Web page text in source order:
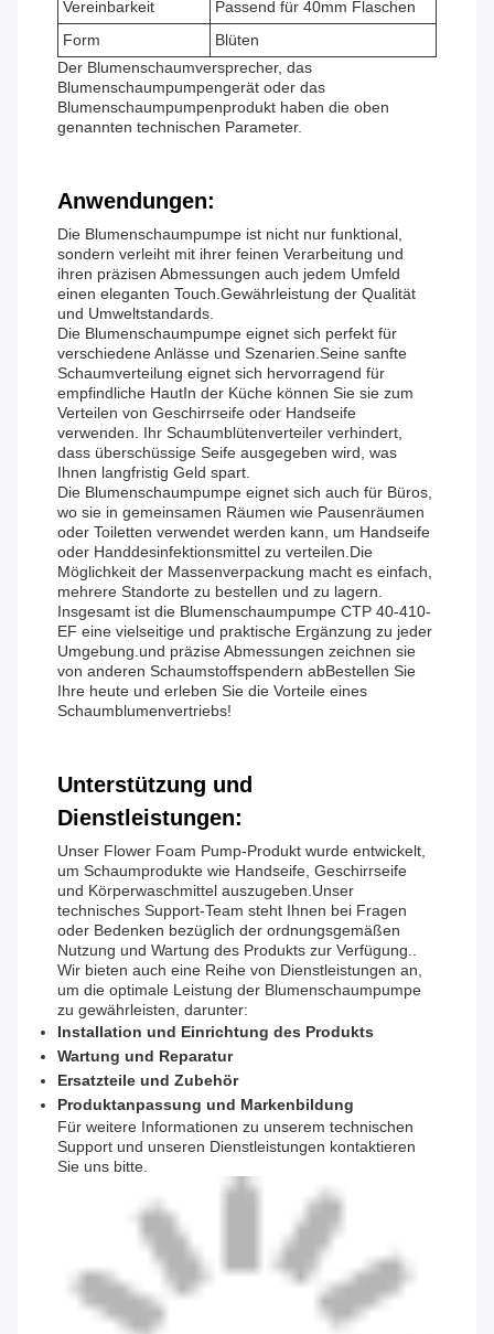
Vereinbarkeit
Passend für 40mm Flaschen
Form
Blüten
Der Blumenschaumversprecher, das
Blumenschaumpumpengerät oder das
Blumenschaumpumpenprodukt haben die oben
genannten technischen Parameter.
Anwendungen:
Die Blumenschaumpumpe ist nicht nur funktional,
sondern verleiht mit ihrer feinen Verarbeitung und
ihren präzisen Abmessungen auch jedem Umfeld
einen eleganten Touch.Gewährleistung der Qualität
und Umweltstandards.
Die Blumenschaumpumpe eignet sich perfekt für
verschiedene Anlässe und Szenarien.Seine sanfte
Schaumverteilung eignet sich hervorragend für
empfindliche HautIn der Küche können Sie sie zum
Verteilen von Geschirrseife oder Handseife
verwenden. Ihr Schaumblütenverteiler verhindert,
dass überschüssige Seife ausgegeben wird, was
Ihnen langfristig Geld spart.
Die Blumenschaumpumpe eignet sich auch für Büros,
wo sie in gemeinsamen Räumen wie Pausenräumen
oder Toiletten verwendet werden kann, um Handseife
oder Handdesinfektionsmittel zu verteilen.Die
Möglichkeit der Massenverpackung macht es einfach,
mehrere Standorte zu bestellen und zu lagern.
Insgesamt ist die Blumenschaumpumpe CTP 40-410-
EF eine vielseitige und praktische Ergänzung zu jeder
Umgebung.und präzise Abmessungen zeichnen sie
von anderen Schaumstoffspendern abBestellen Sie
Ihre heute und erleben Sie die Vorteile eines
Schaumblumenvertriebs!
Unterstützung und
Dienstleistungen:
Unser Flower Foam Pump-Produkt wurde entwickelt,
um Schaumprodukte wie Handseife, Geschirrseife
und Körperwaschmittel auszugeben.Unser
technisches Support-Team steht Ihnen bei Fragen
oder Bedenken bezüglich der ordnungsgemäßen
Nutzung und Wartung des Produkts zur Verfügung..
Wir bieten auch eine Reihe von Dienstleistungen an,
um die optimale Leistung der Blumenschaumpumpe
zu gewährleisten, darunter:
Installation und Einrichtung des Produkts
Wartung und Reparatur
Ersatzteile und Zubehör
Produktanpassung und Markenbildung
Für weitere Informationen zu unserem technischen
Support und unseren Dienstleistungen kontaktieren
Sie uns bitte.